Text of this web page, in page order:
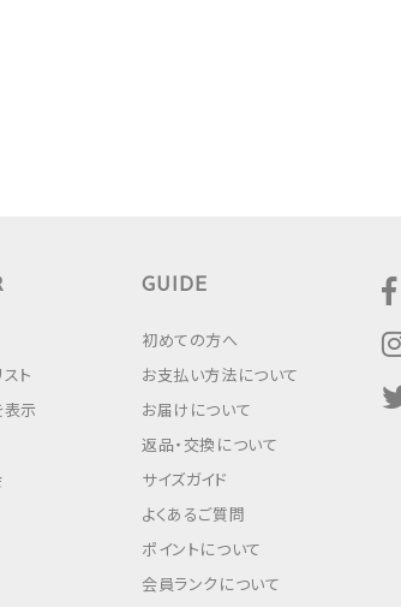
ト
表示
GUIDE
初めての方へ
お支払い方法について
お届けについて
返品・交換について
サイズガイド
よくあるご質問
ポイントについて
会員ランクについて